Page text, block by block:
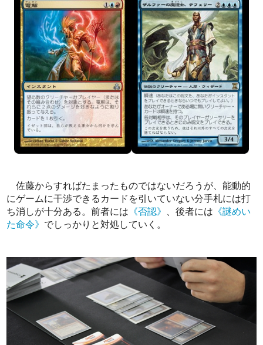
佐藤からすればたまったものではないだろうが、能動的
にゲームに干渉できるカードを引いていない分手札には打
ち消しが十分ある。前者には 《否認》 、後者には 《謎めい
た命令》 でしっかりと対処していく。